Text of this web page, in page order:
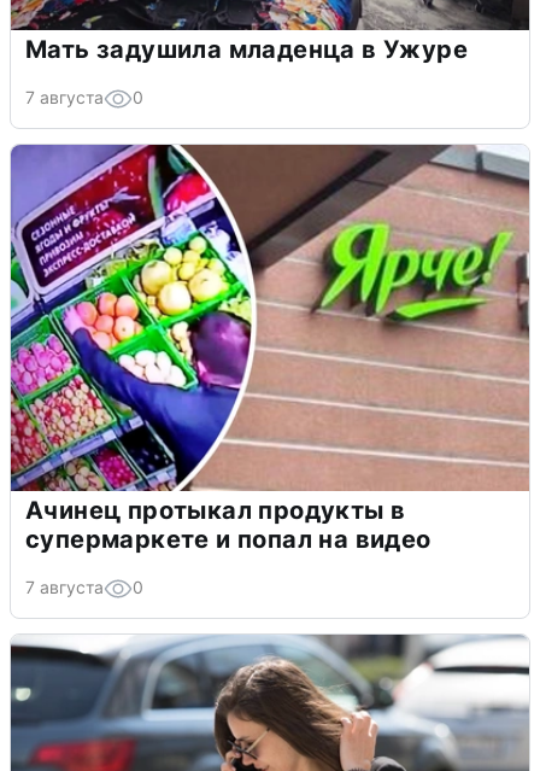
Мать задушила младенца в Ужуре
7 августа 0
Ачинец протыкал продукты в
супермаркете и попал на видео
7 августа 0